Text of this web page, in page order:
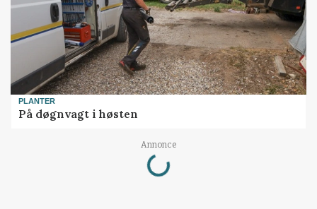
PLANTER
På døgnvagt i høsten
Annonce
Loading...